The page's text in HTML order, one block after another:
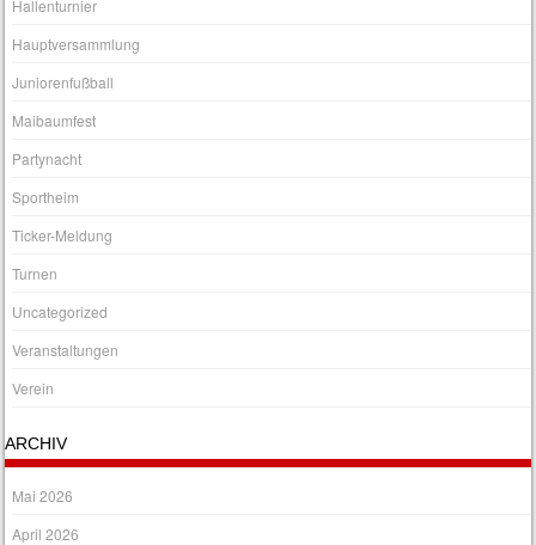
Hallenturnier
Hauptversammlung
Juniorenfußball
Maibaumfest
Partynacht
Sportheim
Ticker-Meldung
Turnen
Uncategorized
Veranstaltungen
Verein
ARCHIV
Mai 2026
April 2026